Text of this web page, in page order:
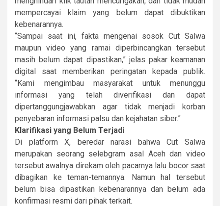
mempercayai klaim yang belum dapat dibuktikan
kebenarannya.
“Sampai saat ini, fakta mengenai sosok Cut Salwa
maupun video yang ramai diperbincangkan tersebut
masih belum dapat dipastikan,” jelas pakar keamanan
digital saat memberikan peringatan kepada publik.
“Kami mengimbau masyarakat untuk menunggu
informasi yang telah diverifikasi dan dapat
dipertanggungjawabkan agar tidak menjadi korban
penyebaran informasi palsu dan kejahatan siber.”
Klarifikasi yang Belum Terjadi
Di platform X, beredar narasi bahwa Cut Salwa
merupakan seorang selebgram asal Aceh dan video
tersebut awalnya direkam oleh pacarnya lalu bocor saat
dibagikan ke teman-temannya. Namun hal tersebut
belum bisa dipastikan kebenarannya dan belum ada
konfirmasi resmi dari pihak terkait.